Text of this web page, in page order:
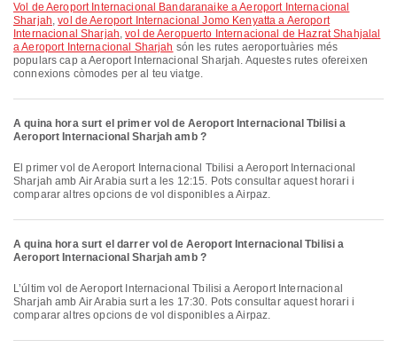
vol de Aeroport Internacional Bandaranaike a Aeroport Internacional
Sharjah,vol de Aeroport Internacional Jomo Kenyatta a Aeroport
Internacional Sharjah,vol de Aeropuerto Internacional de Hazrat Shahjalal
a Aeroport Internacional Sharjah són les rutes aeroportuàries més
populars cap a Aeroport Internacional Sharjah. Aquestes rutes ofereixen
connexions còmodes per al teu viatge.
A quina hora surt el primer vol de Aeroport Internacional Tbilisi a
Aeroport Internacional Sharjah amb ?
El primer vol de Aeroport Internacional Tbilisi a Aeroport Internacional
Sharjah amb Air Arabia surt a les 12:15. Pots consultar aquest horari i
comparar altres opcions de vol disponibles a Airpaz.
A quina hora surt el darrer vol de Aeroport Internacional Tbilisi a
Aeroport Internacional Sharjah amb ?
L’últim vol de Aeroport Internacional Tbilisi a Aeroport Internacional
Sharjah amb Air Arabia surt a les 17:30. Pots consultar aquest horari i
comparar altres opcions de vol disponibles a Airpaz.